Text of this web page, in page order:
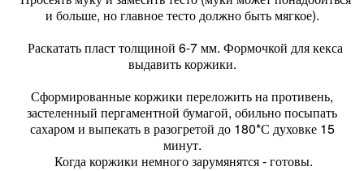
и больше, но главное тесто должно быть мягкое).
Раскатать пласт толщиной 6-7 мм. Формочкой для кекса
выдавить коржики.
Сформированные коржики переложить на противень,
застеленный пергаментной бумагой, обильно посыпать
сахаром и выпекать в разогретой до 180*С духовке 15
минут.
Когда коржики немного зарумянятся - готовы.